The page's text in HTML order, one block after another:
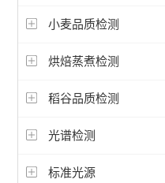
小麦品质检测
烘焙蒸煮检测
稻谷品质检测
光谱检测
标准光源